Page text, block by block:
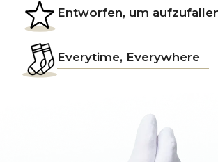
Entworfen, um
Everytime, Everywhere